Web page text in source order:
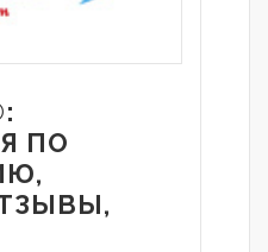
ПО